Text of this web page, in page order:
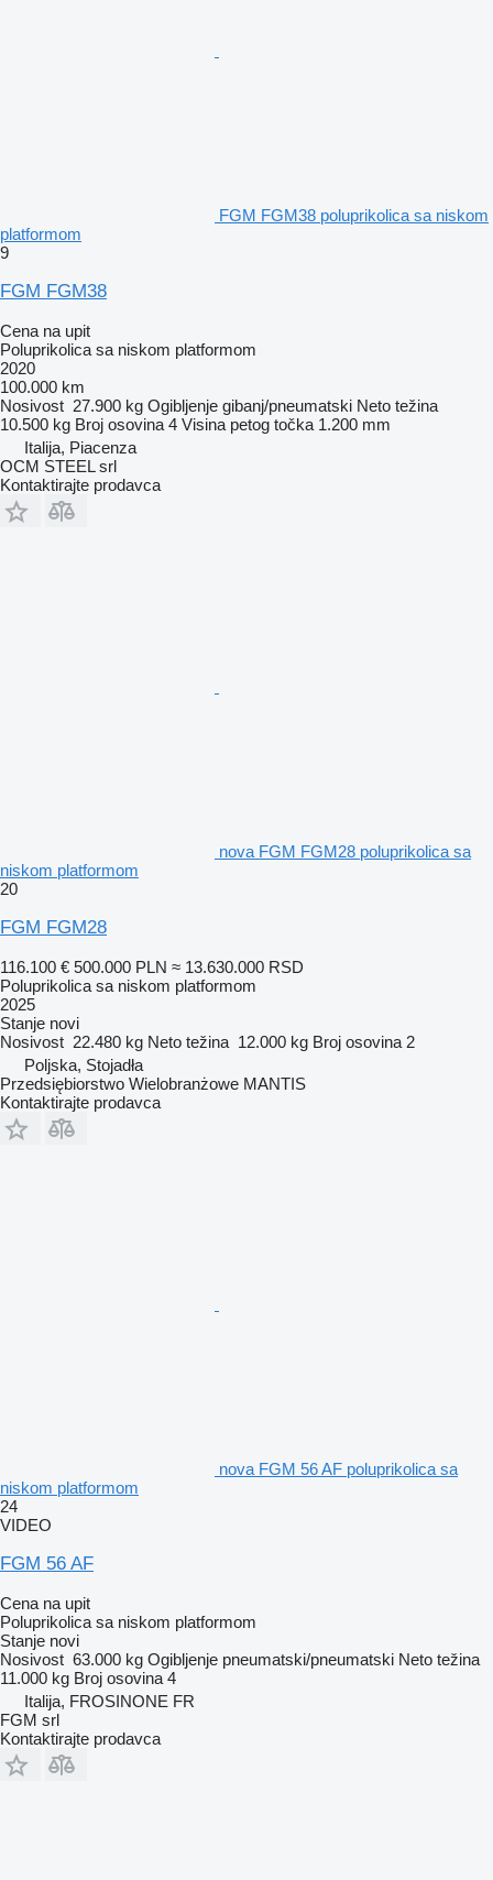
FGM FGM38 poluprikolica sa niskom
platformom
9
FGM FGM38
Cena na upit
Poluprikolica sa niskom platformom
2020
100.000 km
Nosivost 27.900 kg Ogibljenje gibanj/pneumatski Neto težina
10.500 kg Broj osovina 4 Visina petog točka 1.200 mm
Italija, Piacenza
OCM STEEL srl
Kontaktirajte prodavca
nova FGM FGM28 poluprikolica sa
niskom platformom
20
FGM FGM28
116.100 € 500.000 PLN ≈ 13.630.000 RSD
Poluprikolica sa niskom platformom
2025
Stanje novi
Nosivost 22.480 kg Neto težina 12.000 kg Broj osovina 2
Poljska, Stojadła
Przedsiębiorstwo Wielobranżowe MANTIS
Kontaktirajte prodavca
nova FGM 56 AF poluprikolica sa
niskom platformom
24
VIDEO
FGM 56 AF
Cena na upit
Poluprikolica sa niskom platformom
Stanje novi
Nosivost 63.000 kg Ogibljenje pneumatski/pneumatski Neto težina
11.000 kg Broj osovina 4
Italija, FROSINONE FR
FGM srl
Kontaktirajte prodavca